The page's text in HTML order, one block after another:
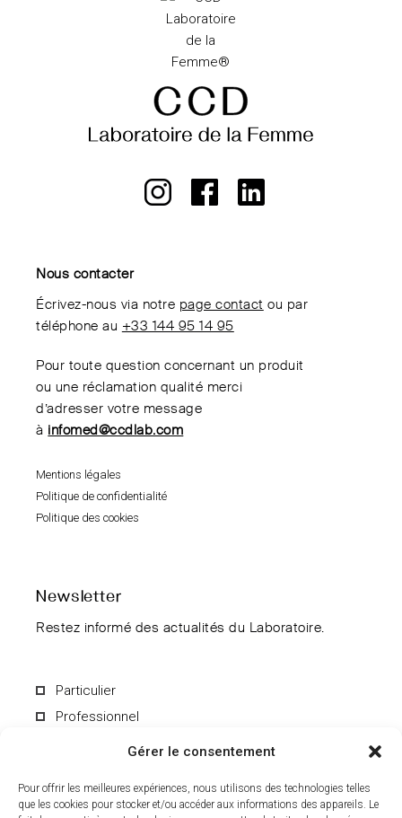
Gérer le consentement
Pour offrir les meilleures expériences, nous utilisons des technologies telles
que les cookies pour stocker et/ou accéder aux informations des appareils. Le
Nous contacter
Écrivez-nous via notre page contact ou par
téléphone au +33 144 95 14 95
Pour toute question concernant un produit
ou une réclamation qualité merci
d’adresser votre message
à infomed@ccdlab.com
Mentions légales
Politique de confidentialité
Politique des cookies
Newsletter
Restez informé des actualités du Laboratoire.
Particulier
Professionnel